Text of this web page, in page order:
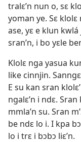
tralɛ’n nun o, sɛ
yoman ye. Sɛ
ase, yɛ e klun kwlá
sran’n, i bo yɛle
Klolɛ nga yasua
like cinnjin.
E su kan sran
ngalɛ’n i ndɛ.
mmla’n su. Sran
be ndɛ lo i. I kpa
lo i trɛ i bɔbɔ liɛ’n.